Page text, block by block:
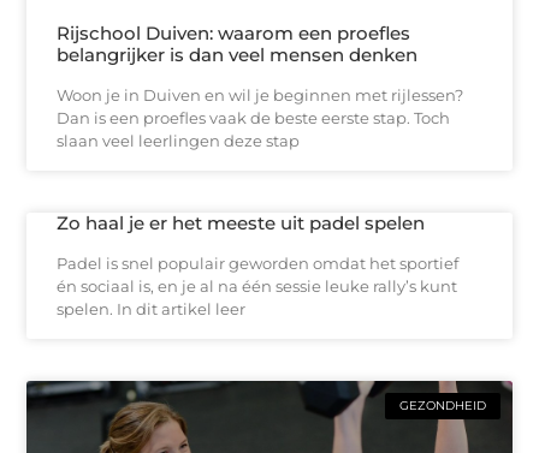
Rijschool Duiven: waarom een proefles
belangrijker is dan veel mensen denken
Woon je in Duiven en wil je beginnen met rijlessen?
Dan is een proefles vaak de beste eerste stap. Toch
slaan veel leerlingen deze stap
Zo haal je er het meeste uit padel spelen
Padel is snel populair geworden omdat het sportief
én sociaal is, en je al na één sessie leuke rally’s kunt
spelen. In dit artikel leer
GEZONDHEID